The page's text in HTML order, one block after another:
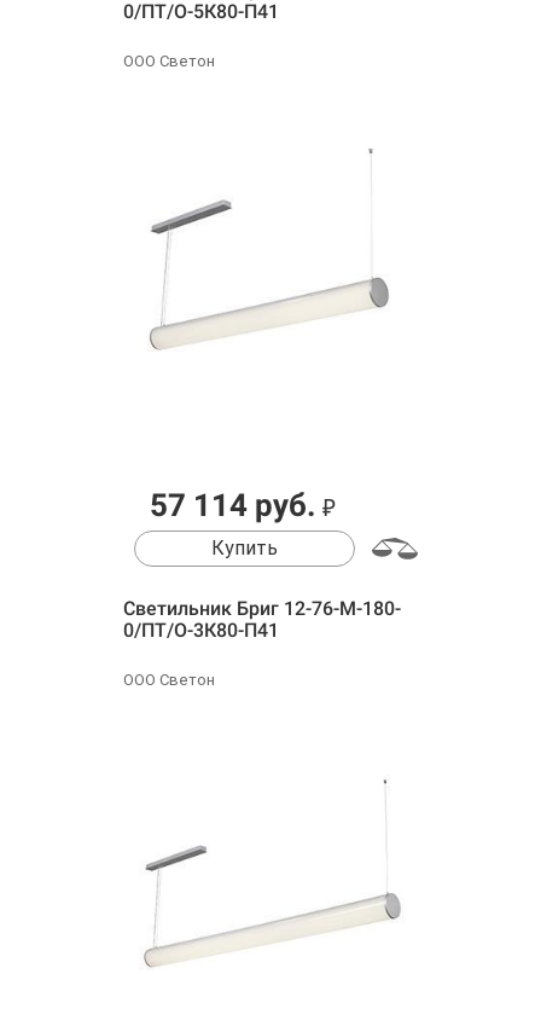
0/ПТ/О-5К80-П41
ООО Светон
57 114 руб. ₽
Купить
Светильник Бриг 12-76-М-180-
0/ПТ/О-3К80-П41
ООО Светон